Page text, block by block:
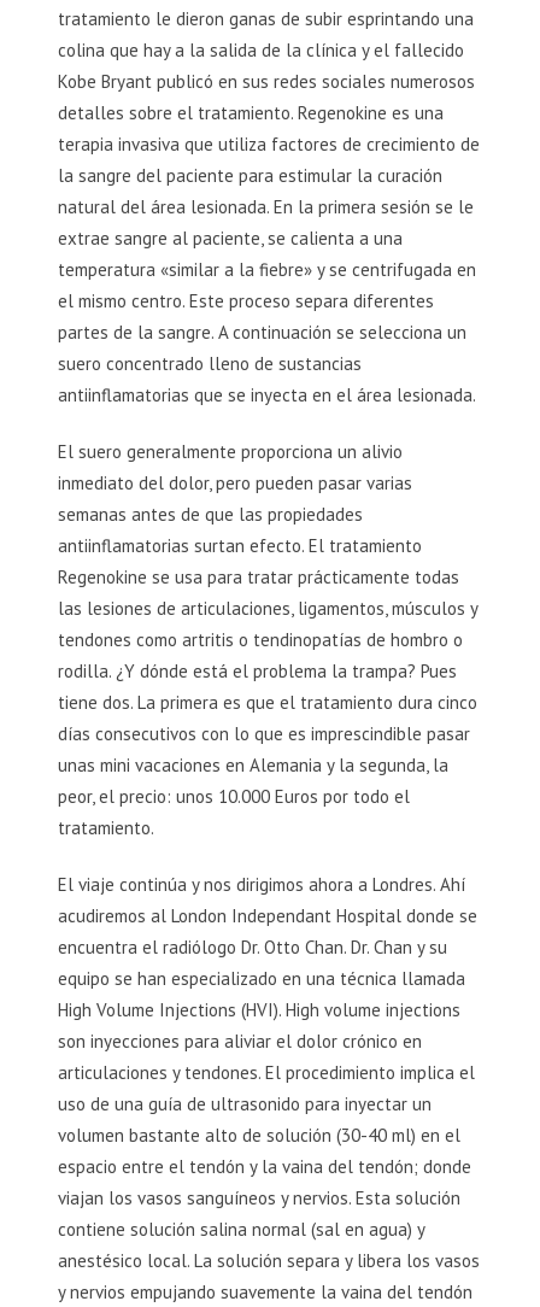
tratamiento le dieron ganas de subir esprintando una
colina que hay a la salida de la clínica y el fallecido
Kobe Bryant publicó en sus redes sociales numerosos
detalles sobre el tratamiento. Regenokine es una
terapia invasiva que utiliza factores de crecimiento de
la sangre del paciente para estimular la curación
natural del área lesionada. En la primera sesión se le
extrae sangre al paciente, se calienta a una
temperatura «similar a la fiebre» y se centrifugada en
el mismo centro. Este proceso separa diferentes
partes de la sangre. A continuación se selecciona un
suero concentrado lleno de sustancias
antiinflamatorias que se inyecta en el área lesionada.
El suero generalmente proporciona un alivio
inmediato del dolor, pero pueden pasar varias
semanas antes de que las propiedades
antiinflamatorias surtan efecto. El tratamiento
Regenokine se usa para tratar prácticamente todas
las lesiones de articulaciones, ligamentos, músculos y
tendones como artritis o tendinopatías de hombro o
rodilla. ¿Y dónde está el problema la trampa? Pues
tiene dos. La primera es que el tratamiento dura cinco
días consecutivos con lo que es imprescindible pasar
unas mini vacaciones en Alemania y la segunda, la
peor, el precio: unos 10.000 Euros por todo el
tratamiento.
El viaje continúa y nos dirigimos ahora a Londres. Ahí
acudiremos al London Independant Hospital donde se
encuentra el radiólogo Dr. Otto Chan. Dr. Chan y su
equipo se han especializado en una técnica llamada
High Volume Injections (HVI). High volume injections
son inyecciones para aliviar el dolor crónico en
articulaciones y tendones. El procedimiento implica el
uso de una guía de ultrasonido para inyectar un
volumen bastante alto de solución (30-40 ml) en el
espacio entre el tendón y la vaina del tendón; donde
viajan los vasos sanguíneos y nervios. Esta solución
contiene solución salina normal (sal en agua) y
anestésico local. La solución separa y libera los vasos
y nervios empujando suavemente la vaina del tendón